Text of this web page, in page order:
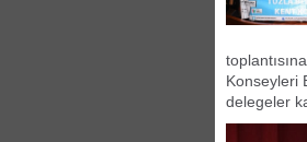
Konseyleri
delegeler